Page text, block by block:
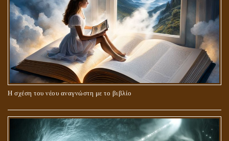
Η σχέση του νέου αναγνώστη με το βιβλίο